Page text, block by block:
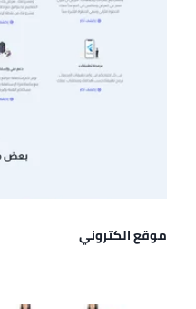
موقع الكتروني